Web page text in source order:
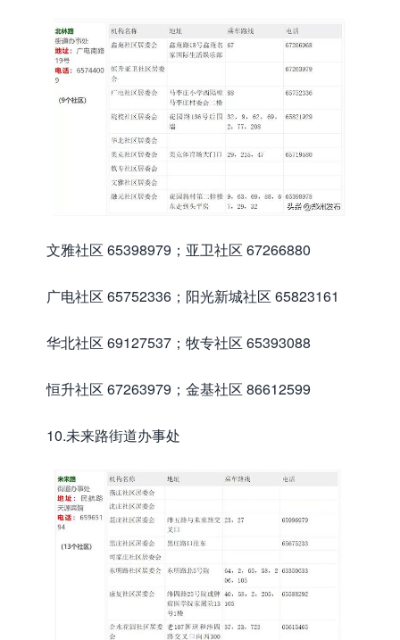
文雅社区 65398979；亚卫社区 67266880
广电社区 65752336；阳光新城社区 65823161
华北社区 69127537；牧专社区 65393088
恒升社区 67263979；金基社区 86612599
10.未来路街道办事处